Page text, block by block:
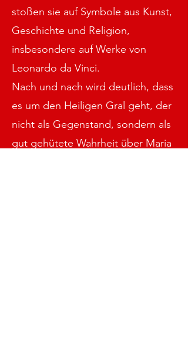
stoßen sie auf Symbole aus Kunst,
Geschichte und Religion,
insbesondere auf Werke von
Leonardo da Vinci.
Nach und nach wird deutlich, dass
es um den Heiligen Gral geht, der
nicht als Gegenstand, sondern als
gut gehütete Wahrheit über Maria